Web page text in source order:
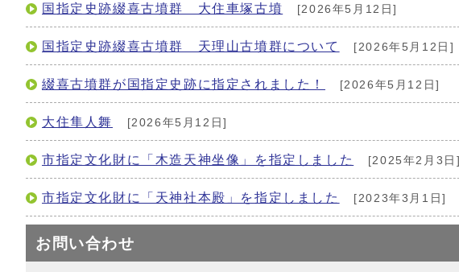
国指定史跡綴喜古墳群 大住車塚古墳 [2026年5月12日]
国指定史跡綴喜古墳群 天理山古墳群について [2026年5月12日]
綴喜古墳群が国指定史跡に指定されました！ [2026年5月12日]
大住隼人舞 [2026年5月12日]
市指定文化財に「木造天神坐像」を指定しました [2025年2月3日]
市指定文化財に「天神社本殿」を指定しました [2023年3月1日]
お問い合わせ